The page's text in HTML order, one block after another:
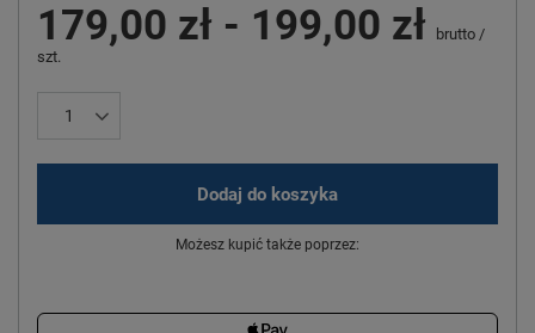
179,00 zł - 199,00 zł brutto /
szt.
Dodaj do koszyka
Możesz kupić także poprzez: